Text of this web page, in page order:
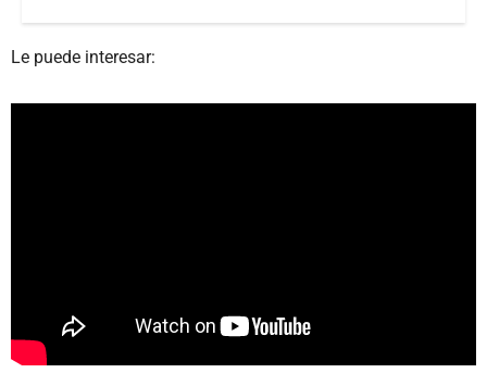
Le puede interesar: